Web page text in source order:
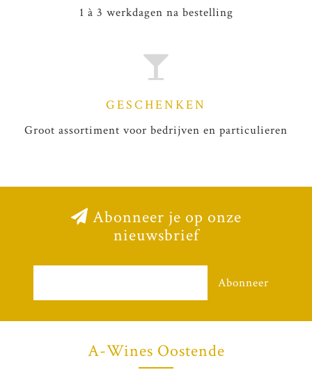
1 à 3 werkdagen na bestelling
GESCHENKEN
Groot assortiment voor bedrijven en particulieren
Abonneer je op onze
nieuwsbrief
Abonneer
A-Wines Oostende